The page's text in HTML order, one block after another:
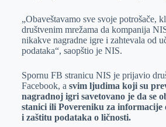
„Obaveštavamo sve svoje potrošače,
društvenim mrežama da kompanija
nikakve nagradne igre i zahtevala od
podataka“, saopštio je NIS.
Spornu FB stranicu NIS je prijavio
Facebook, a svim ljudima koji su
nagradnoj igri savetovano je da se
stanici ili Povereniku za informacije
i zaštitu podataka o ličnosti.